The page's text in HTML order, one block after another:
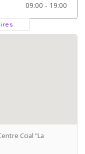
09:00 - 19:00
Ccial "La